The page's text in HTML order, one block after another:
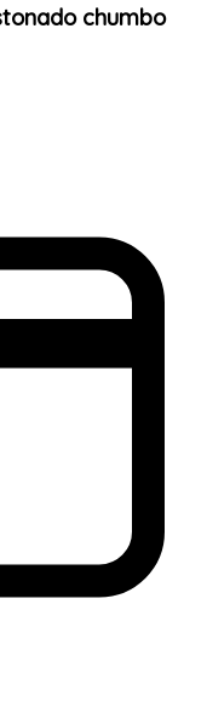
chumbo